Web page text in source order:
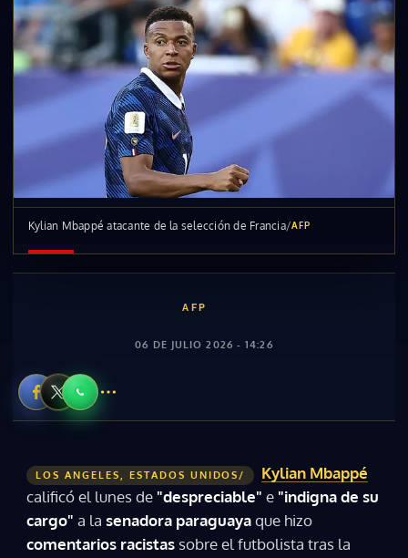
Kylian Mbappé atacante de la selección de Francia/AFP
AFP
06 DE JULIO 2026 - 14:26
LOS ANGELES, ESTADOS UNIDOS/
Kylian Mbappé
calificó el lunes de "despreciable" e "indigna de su
cargo" a la senadora paraguayaque hizo
comentarios racistas sobre el futbolista tras la